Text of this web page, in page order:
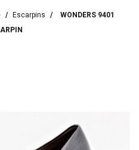
Escarpins
WONDERS 9401